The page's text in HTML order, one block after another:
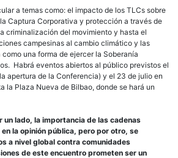
a temas como: el impacto de los TLCs sobre
Captura Corporativa y protección a través de
criminalización del movimiento y hasta el
campesinas al cambio climático y las
una forma de ejercer la Soberanía
Habrá eventos abiertos al público previstos el
apertura de la Conferencia) y el 23 de julio en
la Plaza Nueva de Bilbao, donde se hará un
un lado, la importancia de las cadenas
la opinión pública, pero por otro, se
a nivel global contra comunidades
de este encuentro prometen ser un